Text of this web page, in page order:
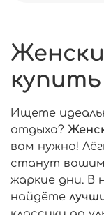
Ищете
отдыха?
вам нужно!
станут
жаркие дни. В
найдёте